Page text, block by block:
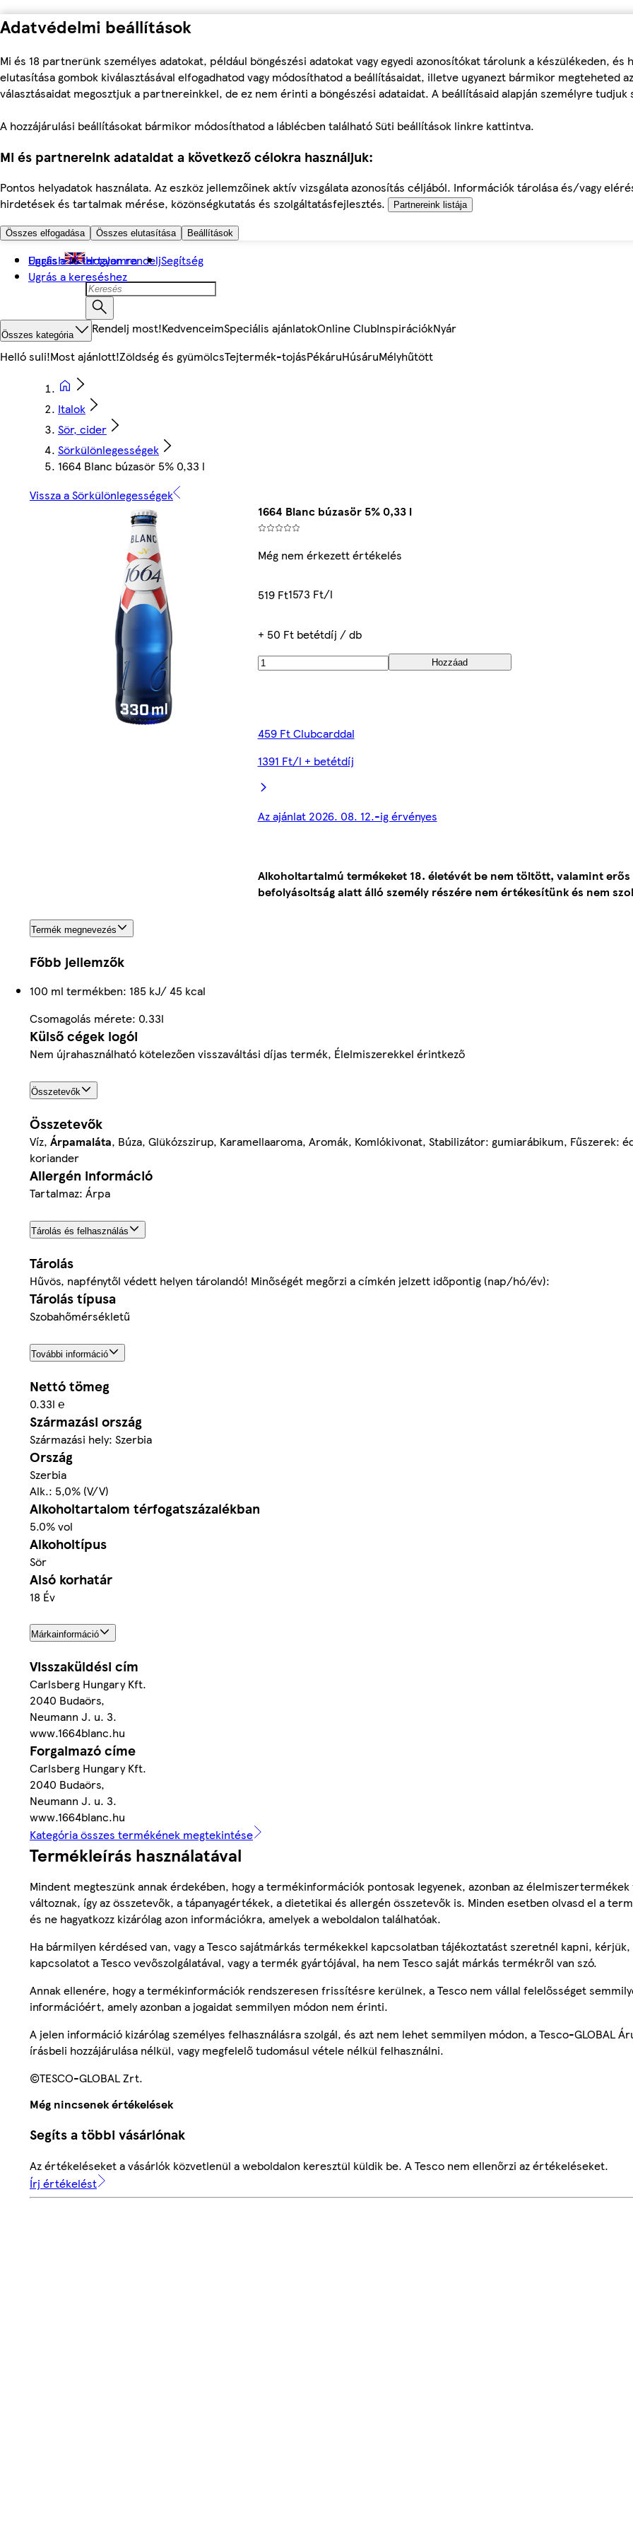
Adatvédelmi beállítások
Mi és 18 partnerünk személyes adatokat, például böngészési adatokat vagy egyedi azonosítókat tárolunk a készülékeden, és
elutasítása gombok kiválasztásával elfogadhatod vagy módosíthatod a beállításaidat, illetve ugyanezt bármikor megteheted az
választásaidat megosztjuk a partnereinkkel, de ez nem érinti a böngészési adataidat. A beállításaid alapján személyre tudjuk
A hozzájárulási beállításokat bármikor módosíthatod a láblécben található Süti beállítások linkre kattintva.
Mi és partnereink adataidat a következő célokra használjuk:
Pontos helyadatok használata. Az eszköz jellemzőinek aktív vizsgálata azonosítás céljából. Információk tárolása és/vagy
hirdetések és tartalmak mérése, közönségkutatás és szolgáltatásfejlesztés.
Partnereink listája
Összes elfogadása Összes elutasítása Beállítások
Ugrás a fő tartalomra
Ugrás a kereséshez
English Hogyan rendeljSegítség
Összes kategória Rendelj most!KedvenceimSpeciális ajánlatokOnline ClubInspirációkNyár
Helló suli!Most ajánlott!Zöldség és gyümölcsTejtermék-tojásPékáruHúsáruMélyhűtött
Italok
Sör, cider
Sörkülönlegességek
1664 Blanc búzasör 5% 0,33 l
Vissza a Sörkülönlegességek
1664 Blanc búzasör 5% 0,33 l
Még nem érkezett értékelés
519 Ft1573 Ft/l
+ 50 Ft betétdíj / db
Hozzáad
459 Ft Clubcarddal
1391 Ft/l + betétdíj
Az ajánlat 2026. 08. 12.-ig érvényes
Alkoholtartalmú termékeket 18. életévét be nem töltött, valamint erős
befolyásoltság alatt álló személy részére nem értékesítünk és nem
Termék megnevezés
Főbb jellemzők
100 ml termékben: 185 kJ/ 45 kcal
Csomagolás mérete: 0.33l
Külső cégek logói
Nem újrahasználható kötelezően visszaváltási díjas termék, Élelmiszerekkel érintkező
Összetevők
Összetevők
Víz, Árpamaláta, Búza, Glükózszirup, Karamellaaroma, Aromák, Komlókivonat, Stabilizátor: gumiarábikum, Fűszerek:
koriander
Allergén információ
Tartalmaz: Árpa
Tárolás és felhasználás
Tárolás
Hűvös, napfénytől védett helyen tárolandó! Minőségét megőrzi a címkén jelzett időpontig (nap/hó/év):
Tárolás típusa
Szobahőmérsékletű
További információ
Nettó tömeg
0.33l ℮
Származási ország
Származási hely: Szerbia
Ország
Szerbia
Alk.: 5,0% (V/V)
Alkoholtartalom térfogatszázalékban
5.0% vol
Alkoholtípus
Sör
Alsó korhatár
18 Év
Márkainformáció
Visszaküldési cím
Carlsberg Hungary Kft.
2040 Budaörs,
Neumann J. u. 3.
www.1664blanc.hu
Forgalmazó címe
Carlsberg Hungary Kft.
2040 Budaörs,
Neumann J. u. 3.
www.1664blanc.hu
Kategória összes termékének megtekintése
Termékleírás használatával
Mindent megteszünk annak érdekében, hogy a termékinformációk pontosak legyenek, azonban az élelmiszertermékek
változnak, így az összetevők, a tápanyagértékek, a dietetikai és allergén összetevők is. Minden esetben olvasd el a
és ne hagyatkozz kizárólag azon információkra, amelyek a weboldalon találhatóak.
Ha bármilyen kérdésed van, vagy a Tesco sajátmárkás termékekkel kapcsolatban tájékoztatást szeretnél kapni, kérjük,
kapcsolatot a Tesco vevőszolgálatával, vagy a termék gyártójával, ha nem Tesco saját márkás termékről van szó.
Annak ellenére, hogy a termékinformációk rendszeresen frissítésre kerülnek, a Tesco nem vállal felelősséget
információért, amely azonban a jogaidat semmilyen módon nem érinti.
A jelen információ kizárólag személyes felhasználásra szolgál, és azt nem lehet semmilyen módon, a Tesco-GLOBAL
írásbeli hozzájárulása nélkül, vagy megfelelő tudomásul vétele nélkül felhasználni.
©TESCO-GLOBAL Zrt.
Még nincsenek értékelések
Segíts a többi vásárlónak
Az értékeléseket a vásárlók közvetlenül a weboldalon keresztül küldik be. A Tesco nem ellenőrzi az értékeléseket.
Írj értékelést